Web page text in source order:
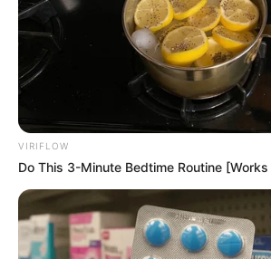
VIRIFLOW
Do This 3-Minute Bedtime Routine